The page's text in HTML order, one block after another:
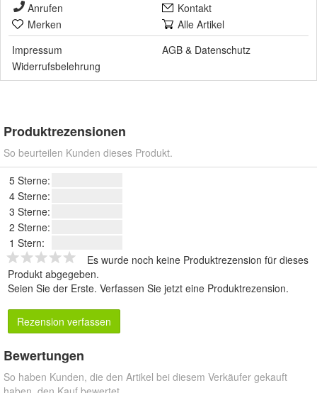
Anrufen
Kontakt
Merken
Alle Artikel
Impressum
AGB & Datenschutz
Widerrufsbelehrung
Produktrezensionen
So beurteilen Kunden dieses Produkt.
5 Sterne:
4 Sterne:
3 Sterne:
2 Sterne:
1 Stern:
Es wurde noch keine Produktrezension für dieses
Produkt abgegeben.
Seien Sie der Erste. Verfassen Sie jetzt eine Produktrezension.
Rezension verfassen
Bewertungen
So haben Kunden, die den Artikel bei diesem Verkäufer gekauft